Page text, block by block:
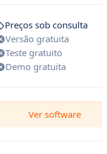
Preços sob consulta
Versão gratuita
Teste gratuito
Demo gratuita
Ver software